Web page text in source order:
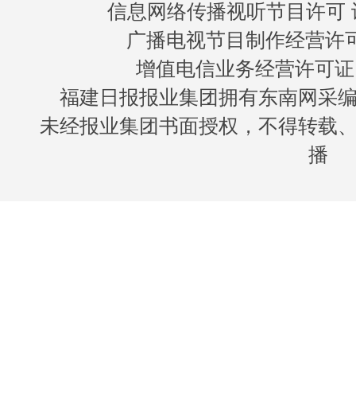
信息网络传播视听节目许可
广播电视节目制作经营许
增值电信业务经营许可
福建日报报业集团拥有东南网采
未经报业集团书面授权，不得转载
播